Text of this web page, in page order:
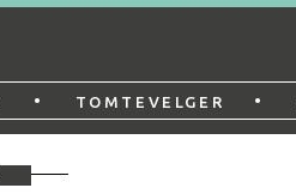
• TOMTEVELGER •